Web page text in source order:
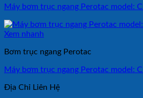
Máy bơm trục ngang Perotac model:
Xem nhanh
Bơm trục ngang Perotac
Máy bơm trục ngang Perotac model:
Địa Chỉ Liên Hệ